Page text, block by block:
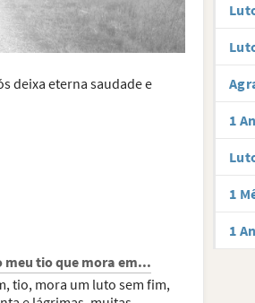
deixa eterna saudade e
meu tio que mora em...
tio, mora um luto sem fim,
1
1
1